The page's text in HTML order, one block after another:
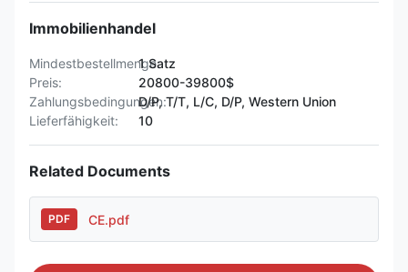
Immobilienhandel
Mindestbestellmenge:
1 Satz
Preis:
20800-39800$
Zahlungsbedingungen:D/P, T/T, L/C, D/P, Western Union
Lieferfähigkeit:
10
Related Documents
PDF CE.pdf